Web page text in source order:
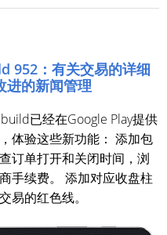
952：有关交易的详细
进的新闻管理
已经在Google Play提供
体验这些新功能： 添加包
订单打开和关闭时间，浏
手续费。 添加对应收盘柱
易的红色线。